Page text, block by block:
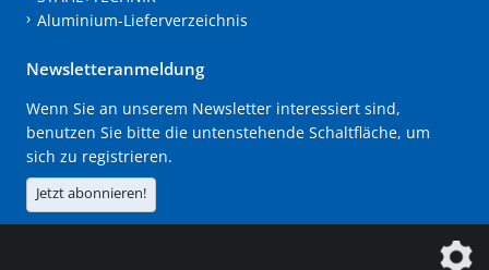
Aluminium-Lieferverzeichnis
Newsletteranmeldung
Wenn Sie an unserem Newsletter interessiert sind,
benutzen Sie bitte die untenstehende Schaltfläche, um
sich zu registrieren.
Jetzt abonnieren!